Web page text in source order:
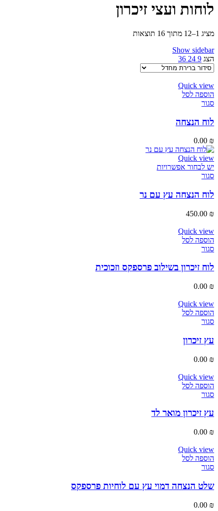
לוחות ועצי זיכרון
מציג 1–12 מתוך 16 תוצאות
Show sidebar
הצג 9
24
36
Quick view
הוספה לסל
סגור
לוח הנצחה
0.00 ₪
Quick view
יש לבחור אפשרויות
סגור
לוח הנצחה עץ עם נר
450.00 ₪
Quick view
הוספה לסל
סגור
לוח זיכרון בשילוב פרספקס וזכוכית
0.00 ₪
Quick view
הוספה לסל
סגור
עץ זיכרון
0.00 ₪
Quick view
הוספה לסל
סגור
עץ זיכרון מואר לד
0.00 ₪
Quick view
הוספה לסל
סגור
שלט הנצחה דמוי עץ עם לוחיות פרספקס
0.00 ₪